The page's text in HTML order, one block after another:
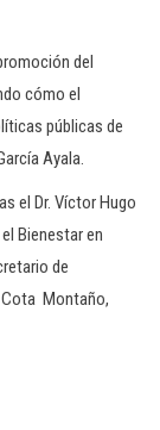
del
cómo el
públicas de
Ayala.
el Dr. Víctor Hugo
Bienestar en
de
Cota Montaño,